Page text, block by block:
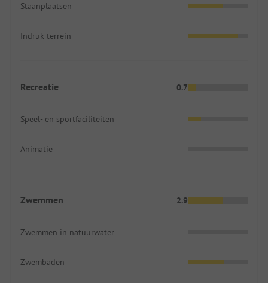
Staanplaatsen
Indruk terrein
Recreatie 0.7
Speel- en sportfaciliteiten
Animatie
Zwemmen 2.9
Zwemmen in natuurwater
Zwembaden